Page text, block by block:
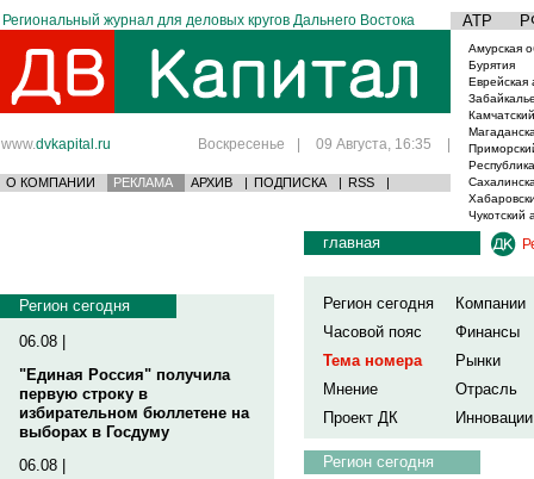
Региональный журнал для деловых кругов Дальнего Востока АТР
www.dvkapital.ru Воскресенье | 09 Августа, 16:35 |
О КОМПАНИИ РЕКЛАМА АРХИВ | ПОДПИСКА | RSS |
Амурская
Бурятия
Еврейская
Чукотский
Регион сегодня
06.08 |
"Единая Россия" получила
первую строку в
избирательном бюллетене на
выборах в Госдуму
06.08 |
главная
Регион сегодня
Компании
Часовой пояс
Финансы
Тема номера
Рынки
Мнение
Отрасль
Проект ДК
Инновации
Регион сегодня